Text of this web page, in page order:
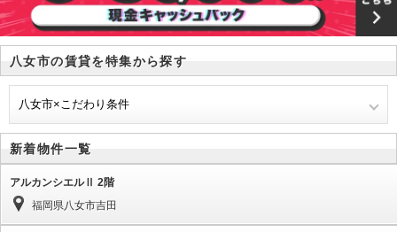
八女市の賃貸を特集から探す
八女市×こだわり条件
新着物件一覧
アルカンシエルⅡ 2階
福岡県八女市吉田